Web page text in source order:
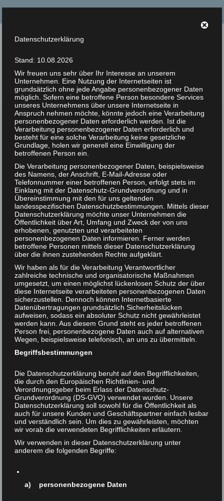
Tierrechte Kaplan
Helmut F. Kaplan – Philosoph und Autor
Menü
Zur Person
Artikel
Bücher
Zitate
Photos
Animal Rights Art
Helmut F. Kaplan unterstützen
Kontakt
Die schönen Seiten des
Lebens – Über
Feinschmecker und
andere Tierfreunde
Veröffentlicht in:Unkategorisiert | 0
Die schönen Seiten des Lebens – Über Feinschmecker
und andere Tierfreunde
Helmut F. Kaplan
Als „Feinschmecker“, sprich: Berufs(fr)esser ist
Christoph Wagner (gestorben 2010) natürlich von Haus
aus Tierfreund. Aber man merkt es auch seiner
einfühlsamen Sprache an. Im „Magazin für die schönen
Seiten des Lebens“Gault Millau , 5, 1999, S. 28, schreibt
er über Fasane:
„Was sich zwischen April und Juni paarte, hat
mittlerweile äußerst wohlschmeckenden Nachwuchs.
Große, bunte Hähne und etwas kleinere, überraschend
farblose (aber im Fleisch viel zartere) Hennen, die alle
erst wieder aufatmen können, wenn am 16. 1. erneut die
Schonzeit beginnt. ( … ) In der Zwischenzeit steht das
Fasanenvolk unter dem gnadenlosen Regiment der
Köche.“
Christoph Wagner ist, wie schon gesagt,
„Feinschmecker“. Man überlege einmal einen Moment,
was das eigentlich bedeutet: Während andere sich,
Nützliches zu leisten oder vielleicht gar ein
künstlerisches oder wissenschaftliches Werk zu schaffen,
Datenschutzerklärung
Stand: 10.08.2026
Wir freuen uns sehr über Ihr Interesse an unserem
Unternehmen. Eine Nutzung der Internetseiten ist
grundsätzlich ohne jede Angabe personenbezogener Daten
möglich. Sofern eine betroffene Person besondere Services
unseres Unternehmens über unsere Internetseite in
Anspruch nehmen möchte, könnte jedoch eine Verarbeitung
personenbezogener Daten erforderlich werden. Ist die
Verarbeitung personenbezogener Daten erforderlich und
besteht für eine solche Verarbeitung keine gesetzliche
Grundlage, holen wir generell eine Einwilligung der
betroffenen Person ein.
Die Verarbeitung personenbezogener Daten, beispielsweise
des Namens, der Anschrift, E-Mail-Adresse oder
Telefonnummer einer betroffenen Person, erfolgt stets im
Einklang mit der Datenschutz-Grundverordnung und in
Übereinstimmung mit den für uns geltenden
landesspezifischen Datenschutzbestimmungen. Mittels dieser
Datenschutzerklärung möchte unser Unternehmen die
Öffentlichkeit über Art, Umfang und Zweck der von uns
erhobenen, genutzten und verarbeiteten
personenbezogenen Daten informieren. Ferner werden
betroffene Personen mittels dieser Datenschutzerklärung
über die ihnen zustehenden Rechte aufgeklärt.
Wir haben als für die Verarbeitung Verantwortlicher
zahlreiche technische und organisatorische Maßnahmen
umgesetzt, um einen möglichst lückenlosen Schutz der über
diese Internetseite verarbeiteten personenbezogenen Daten
sicherzustellen. Dennoch können Internetbasierte
Datenübertragungen grundsätzlich Sicherheitslücken
aufweisen, sodass ein absoluter Schutz nicht gewährleistet
werden kann. Aus diesem Grund steht es jeder betroffenen
Person frei, personenbezogene Daten auch auf alternativen
Wegen, beispielsweise telefonisch, an uns zu übermitteln.
Begriffsbestimmungen
Die Datenschutzerklärung beruht auf den Begrifflichkeiten,
die durch den Europäischen Richtlinien- und
Verordnungsgeber beim Erlass der Datenschutz-
Grundverordnung (DS-GVO) verwendet wurden. Unsere
Datenschutzerklärung soll sowohl für die Öffentlichkeit als
auch für unsere Kunden und Geschäftspartner einfach lesbar
und verständlich sein. Um dies zu gewährleisten, möchten
wir vorab die verwendeten Begrifflichkeiten erläutern.
Wir verwenden in dieser Datenschutzerklärung unter
anderem die folgenden Begriffe:
a) personenbezogene Daten